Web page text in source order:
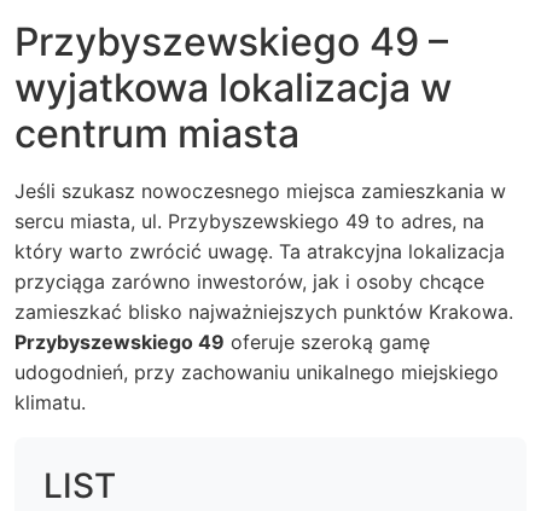
Przybyszewskiego 49 –
wyjatkowa lokalizacja w
centrum miasta
Jeśli szukasz nowoczesnego miejsca zamieszkania w
sercu miasta, ul. Przybyszewskiego 49 to adres, na
który warto zwrócić uwagę. Ta atrakcyjna lokalizacja
przyciąga zarówno inwestorów, jak i osoby chcące
zamieszkać blisko najważniejszych punktów Krakowa.
Przybyszewskiego 49 oferuje szeroką gamę
udogodnień, przy zachowaniu unikalnego miejskiego
klimatu.
LIST